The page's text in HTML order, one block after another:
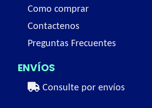
Como comprar
Contactenos
Preguntas Frecuentes
ENVÍOS
Consulte por envíos